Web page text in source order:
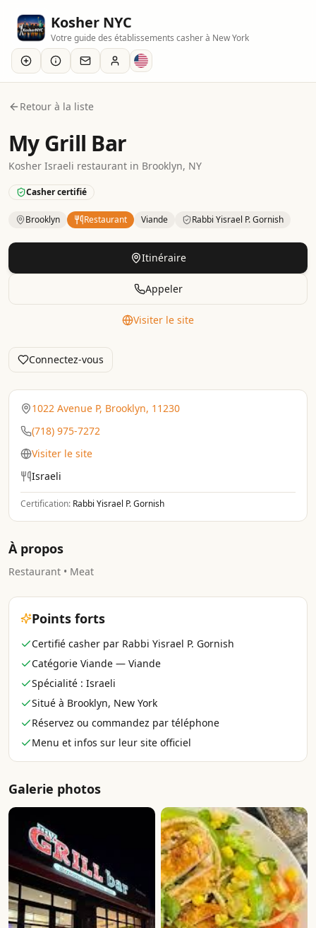
Kosher NYC
Votre guide des établissements casher à New York
Retour à la liste
My Grill Bar
Kosher Israeli restaurant in Brooklyn, NY
Casher certifié
Brooklyn Restaurant Viande Rabbi Yisrael P. Gornish
Kosher Category: Meat.
Itinéraire
Appeler
Visiter le site
Connectez-vous
1022 Avenue P, Brooklyn, 11230
(718) 975-7272
Visiter le site
Israeli
Certification: Rabbi Yisrael P. Gornish
À propos
Restaurant • Meat
Points forts
Certifié casher par Rabbi Yisrael P. Gornish
Catégorie Viande — Viande
Spécialité : Israeli
Situé à Brooklyn, New York
Réservez ou commandez par téléphone
Menu et infos sur leur site officiel
Galerie photos